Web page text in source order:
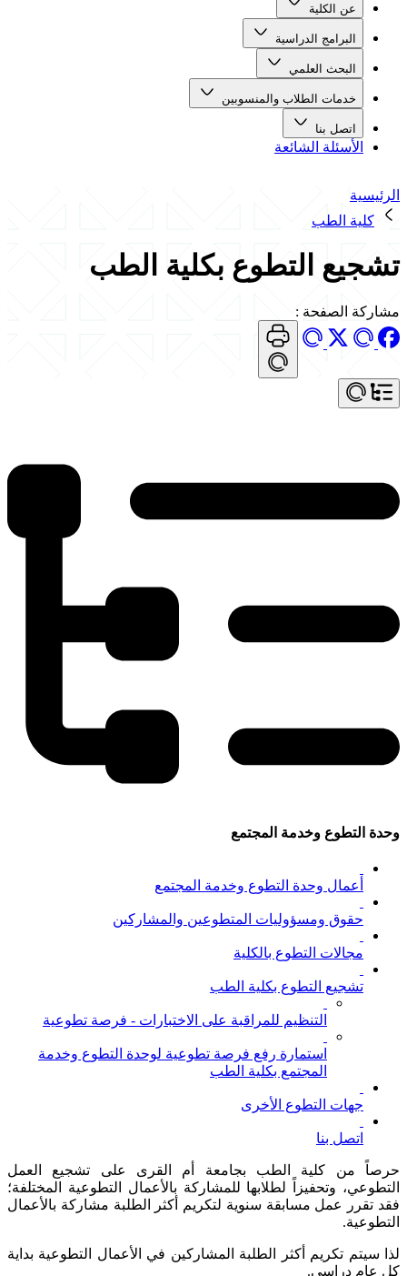
عن الكلية
البرامج الدراسية
البحث العلمي
خدمات الطلاب والمنسوبين
اتصل بنا
الأسئلة الشائعة
الرئيسية
كلية الطب
تشجيع التطوع بكلية الطب
مشاركة الصفحة :
وحدة التطوع وخدمة المجتمع
أعمال وحدة التطوع وخدمة المجتمع
حقوق ومسؤوليات المتطوعين والمشاركين
مجالات التطوع بالكلية
تشجيع التطوع بكلية الطب
التنظيم للمراقبة على الاختبارات - فرصة تطوعية
استمارة رفع فرصة تطوعية لوحدة التطوع وخدمة
المجتمع بكلية الطب
جهات التطوع الأخرى
اتصل بنا
حرصاً من كلية الطب بجامعة أم القرى على تشجيع العمل
التطوعي، وتحفيزاً لطلابها للمشاركة بالأعمال التطوعية المختلفة؛
فقد تقرر عمل مسابقة سنوية لتكريم أكثر الطلبة مشاركة بالأعمال
التطوعية.
لذا سيتم تكريم أكثر الطلبة المشاركين في الأعمال التطوعية بداية
كل عام دراسي.